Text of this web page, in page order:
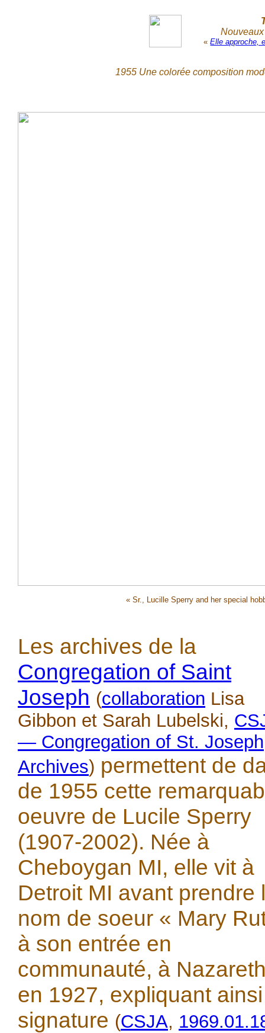
«Elle approche,
1955 Une colorée composition
« Sr., Lucille Sperry and her special
Les archives de la
Congregation of Saint
Joseph (collaboration Lisa
Gibbon et Sarah Lubelski,
— Congregation of St. Joseph
Archives) permettent de
de 1955 cette
oeuvre de Lucile Sperry
(1907-2002). Née à
Cheboygan MI, elle vit à
Detroit MI avant prendre
nom de soeur « Mary
à son entrée en
communauté, à
en 1927, expliquant
signature (CSJA,